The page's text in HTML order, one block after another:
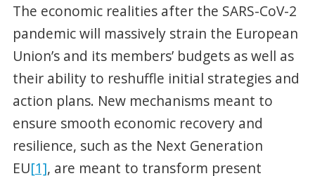
The economic realities after the SARS-CoV-2
pandemic will massively strain the European
Union’s and its members’ budgets as well as
their ability to reshuffle initial strategies and
action plans. New mechanisms meant to
ensure smooth economic recovery and
resilience, such as the Next Generation
EU[1], are meant to transform present